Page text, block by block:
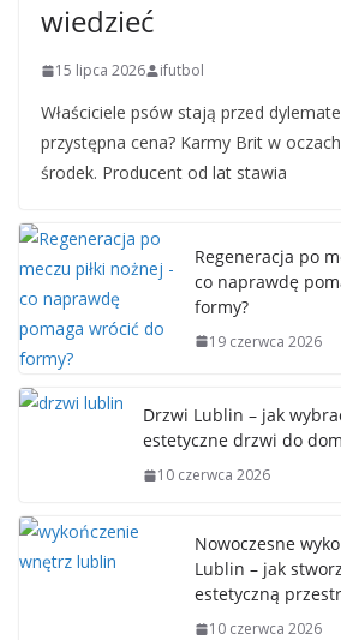
wiedzieć
15 lipca 2026 ifutbol
Właściciele psów stają przed
przystępna cena? Karmy Brit w
środek. Producent od lat stawia
Regeneracja po
co naprawdę
formy?
19 czerwca 2026
Drzwi Lublin – jak
estetyczne drzwi do
10 czerwca 2026
Nowoczesne
Lublin – jak
estetyczną
10 czerwca 2026